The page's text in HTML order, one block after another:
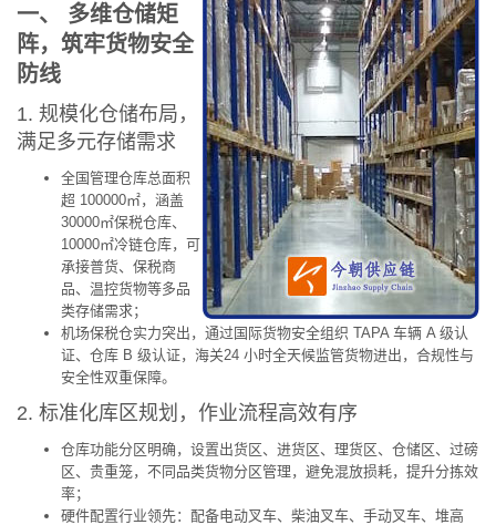
一、 多维仓储矩
阵，筑牢货物安全
防线
1. 规模化仓储布局，
满足多元存储需求
全国管理仓库总面积
超 100000㎡，涵盖
30000㎡保税仓库、
10000㎡冷链仓库，可
承接普货、保税商
品、温控货物等多品
类存储需求；
机场保税仓实力突出，通过国际货物安全组织 TAPA 车辆 A 级认
证、仓库 B 级认证，海关24 小时全天候监管货物进出，合规性与
安全性双重保障。
2. 标准化库区规划，作业流程高效有序
仓库功能分区明确，设置出货区、进货区、理货区、仓储区、过磅
区、贵重笼，不同品类货物分区管理，避免混放损耗，提升分拣效
率；
硬件配置行业领先：配备电动叉车、柴油叉车、手动叉车、堆高